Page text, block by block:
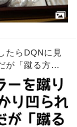
たらDQNに見
が「蹴る方が
ら階級と氏